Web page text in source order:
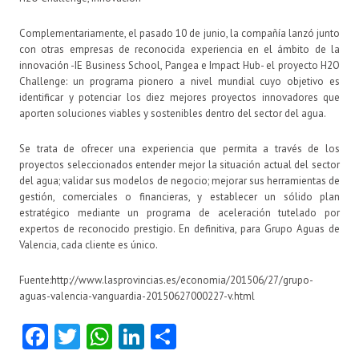
Complementariamente, el pasado 10 de junio, la compañía lanzó junto
con otras empresas de reconocida experiencia en el ámbito de la
innovación -IE Business School, Pangea e Impact Hub- el proyecto H2O
Challenge: un programa pionero a nivel mundial cuyo objetivo es
identificar y potenciar los diez mejores proyectos innovadores que
aporten soluciones viables y sostenibles dentro del sector del agua.
Se trata de ofrecer una experiencia que permita a través de los
proyectos seleccionados entender mejor la situación actual del sector
del agua; validar sus modelos de negocio; mejorar sus herramientas de
gestión, comerciales o financieras, y establecer un sólido plan
estratégico mediante un programa de aceleración tutelado por
expertos de reconocido prestigio. En definitiva, para Grupo Aguas de
Valencia, cada cliente es único.
Fuente:http://www.lasprovincias.es/economia/201506/27/grupo-
aguas-valencia-vanguardia-20150627000227-v.html
Fa T W Li